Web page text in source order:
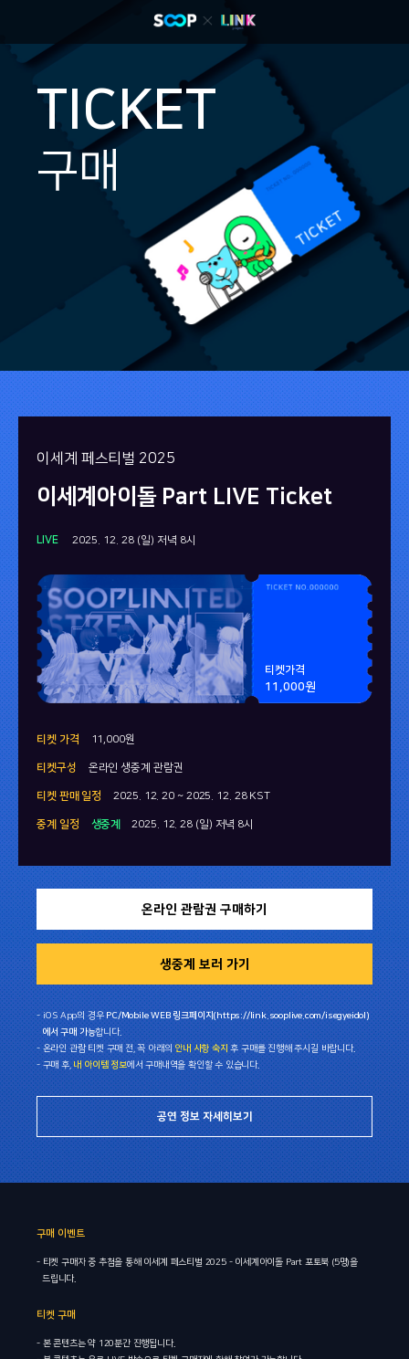
TICKET
구매
이세계 페스티벌 2025
이세계아이돌 Part LIVE Ticket
LIVE 2025. 12. 28 (일) 저녁 8시
티켓가격
11,000원
티켓 가격 11,000원
티켓구성 온라인 생중계 관람권
티켓 판매 일정 2025. 12. 20 ~ 2025. 12. 28 KST
중계 일정 생중계 2025. 12. 28 (일) 저녁 8시
온라인 관람권 구매하기
생중계 보러 가기
- iOS App의 경우 PC/Mobile WEB 링크페이지(https://link.sooplive.com/isegyeidol)
에서 구매 가능합니다.
- 온라인 관람 티켓 구매 전, 꼭 아래의 안내 사항 숙지 후 구매를 진행해 주시길 바랍니다.
- 구매 후,내 아이템 정보에서 구매내역을 확인할 수 있습니다.
공연 정보 자세히보기
구매 이벤트
- 티켓 구매자 중 추첨을 통해 이세계 페스티벌 2025 - 이세계아이돌 Part 포토북 (5명)을
드립니다.
티켓 구매
- 본 콘텐츠는 약 120분간 진행됩니다.